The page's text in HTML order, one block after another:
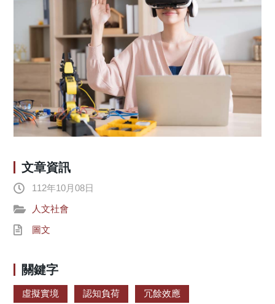
文章資訊
112年10月08日
人文社會
圖文
關鍵字
虛擬實境 認知負荷 冗餘效應